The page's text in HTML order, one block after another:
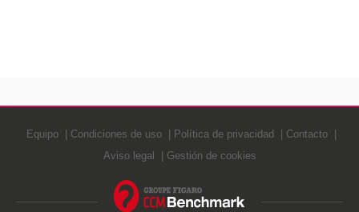
Equipo Condiciones de uso Política de privacidad
Contacto
Aviso legal
Gestión de cookies